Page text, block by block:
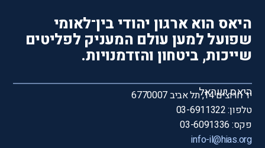
היאס הוא ארגון יהודי בין־לאומי
שפועל למען עולם המעניק לפליטים
שייכות, ביטחון והזדמנויות.
היאס ישראל
יד חרוצים 14, תל אביב 6770007
טלפון: 03-6911322
פקס: 03-6091336
info-il@hias.org